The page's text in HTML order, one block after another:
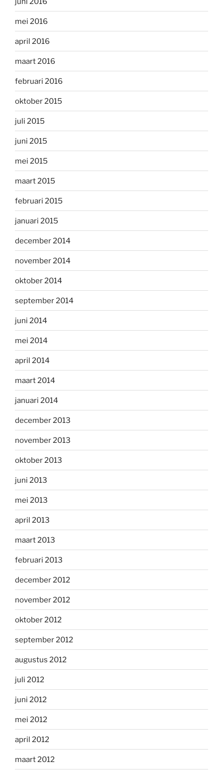
mei 2016
april 2016
maart 2016
februari 2016
oktober 2015
juli 2015
juni 2015
mei 2015
maart 2015
februari 2015
januari 2015
december 2014
november 2014
oktober 2014
september 2014
juni 2014
mei 2014
april 2014
maart 2014
januari 2014
december 2013
november 2013
oktober 2013
juni 2013
mei 2013
april 2013
maart 2013
februari 2013
december 2012
november 2012
oktober 2012
september 2012
augustus 2012
juli 2012
juni 2012
mei 2012
april 2012
maart 2012